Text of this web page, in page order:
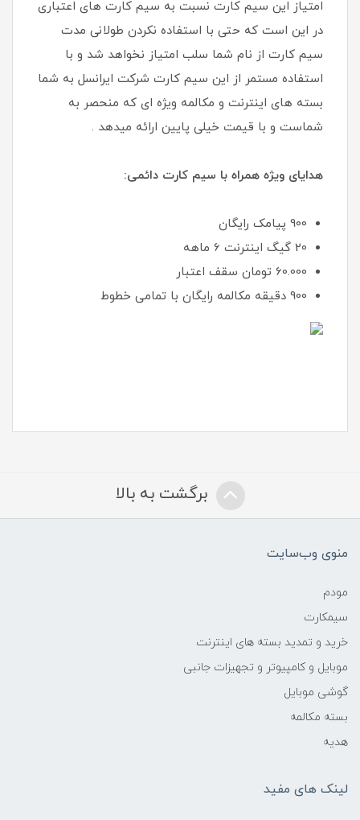
امتیاز این سیم کارت نسبت به سیم کارت های اعتباری
در این است که حتی با استفاده نکردن طولانی مدت
سیم کارت از نام شما سلب امتیاز نخواهد شد و با
استفاده مستمر از این سیم کارت شرکت ایرانسل به شما
بسته های اینترنت و مکالمه ویژه ای که منحصر به
شماست و با قیمت خیلی پایین ارائه میدهد .
هدایای ویژه همراه با سیم کارت دائمی:
900 پیامک رایگان
20 گیگ اینترنت 6 ماهه
60.000 تومان سقف اعتبار
900 دقیقه مکالمه رایگان با تمامی خطوط
برگشت به بالا
منوی وب‌سایت
مودم
سیمکارت
خرید و تمدید بسته های اینترنت
موبایل و کامپیوتر و تجهیزات جانبی
گوشی موبایل
بسته مکالمه
هدیه
لینک های مفید